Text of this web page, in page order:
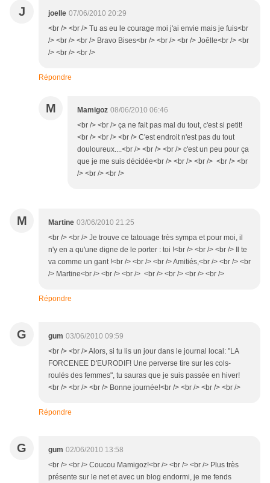
J joelle 07/06/2010 20:29
<br /> <br /> Tu as eu le courage moi j'ai envie mais je fuis<br
/> <br /> <br /> Bravo Bises<br /> <br /> <br /> Joêlle<br /> <br
/> <br /> <br />
Répondre
M Mamigoz 08/06/2010 06:46
<br /> <br /> ça ne fait pas mal du tout, c'est si petit!
<br /> <br /> <br /> C'est endroit n'est pas du tout
douloureux....<br /> <br /> <br /> c'est un peu pour ça
que je me suis décidée<br /> <br /> <br /> <br /> <br
/> <br /> <br />
M Martine 03/06/2010 21:25
<br /> <br /> Je trouve ce tatouage très sympa et pour moi, il
n'y en a qu'une digne de le porter : toi !<br /> <br /> <br /> Il te
va comme un gant !<br /> <br /> <br /> Amitiés,<br /> <br /> <br
/> Martine<br /> <br /> <br /> <br /> <br /> <br /> <br />
Répondre
G gum 03/06/2010 09:59
<br /> <br /> Alors, si tu lis un jour dans le journal local: "LA
FORCENEE D'EURODIF! Une perverse tire sur les cols-
roulés des femmes", tu sauras que je suis passée en hiver!
<br /> <br /> <br /> Bonne journée!<br /> <br /> <br /> <br />
Répondre
G gum 02/06/2010 13:58
<br /> <br /> Coucou Mamigoz!<br /> <br /> <br /> Plus très
présente sur le net et avec un blog endormi, je me fends